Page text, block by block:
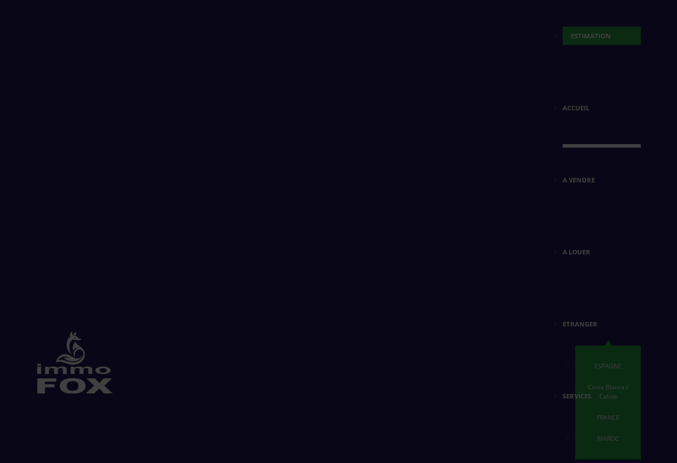
ESTIMATION
ACCUEIL
A VENDRE
A LOUER
ETRANGER
ESPAGNE
Costa Blanca /
Calida
FRANCE
MAROC
SERVICES